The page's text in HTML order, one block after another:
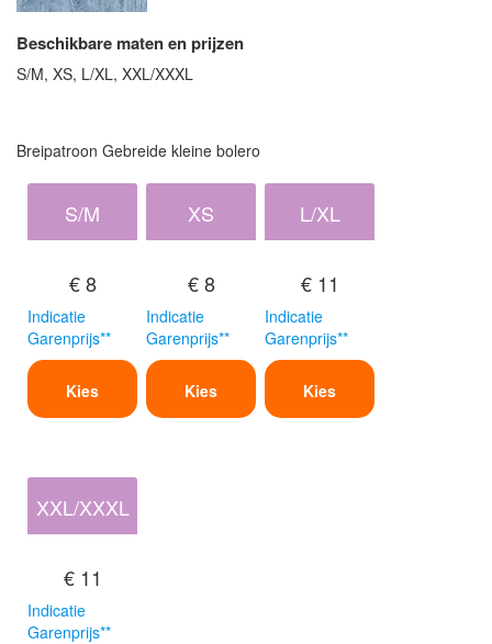
Beschikbare maten en prijzen
S/M, XS, L/XL, XXL/XXXL
Breipatroon Gebreide kleine bolero
S/M
€ 8
Indicatie
Garenprijs**
Kies
XS
€ 8
Indicatie
Garenprijs**
Kies
L/XL
€ 11
Indicatie
Garenprijs**
Kies
XXL/XXXL
€ 11
Indicatie
Garenprijs**